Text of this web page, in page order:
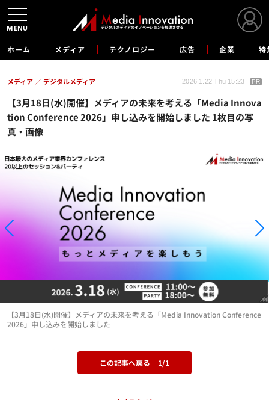
ホーム メディア テクノロジー 広告 企業 特
【3月18日(水)開催】メディアの未来を考える「Media Innova
tion Conference 2026」申し込みを開始しました 1枚目の写
真・画像
メディア デジタルメディア 2026.1.22 Thu 15:23 PR
【3月18日(水)開催】メディアの未来を考える「Media Innovation Conference
2026」申し込みを開始しました
この記事へ戻る 1/1
MENU